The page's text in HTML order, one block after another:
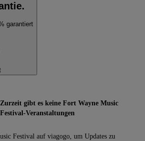
garantiert
Zurzeit gibt es keine Fort Wayne Music
Festival-Veranstaltungen
Festival auf viagogo, um Updates zu